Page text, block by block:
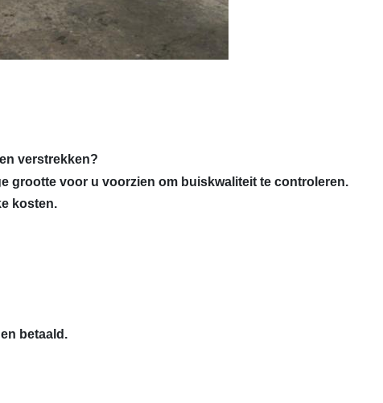
verstrekken?
grootte voor u voorzien om buiskwaliteit te controleren.
kosten.
betaald.